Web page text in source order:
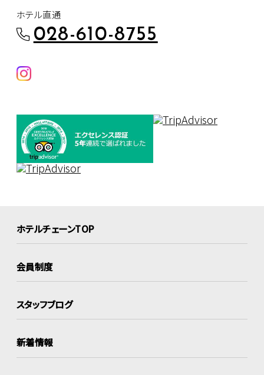
ホテル直通
028-610-8755
ホテルチェーンTOP
会員制度
スタッフブログ
新着情報